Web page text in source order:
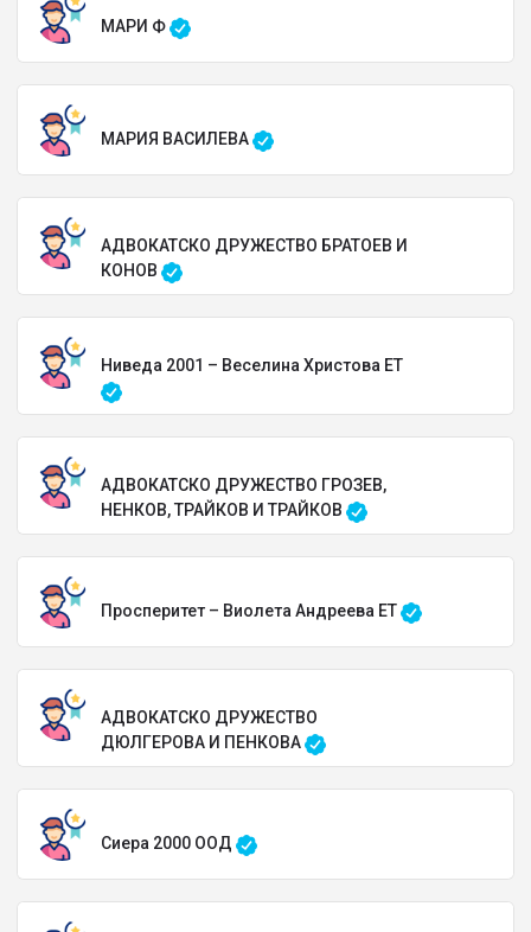
МАРИ Ф
МАРИЯ ВАСИЛЕВА
АДВОКАТСКО ДРУЖЕСТВО БРАТОЕВ И
КОНОВ
Ниведа 2001 – Веселина Христова ЕТ
АДВОКАТСКО ДРУЖЕСТВО ГРОЗЕВ,
НЕНКОВ, ТРАЙКОВ И ТРАЙКОВ
Просперитет – Виолета Андреева ЕТ
АДВОКАТСКО ДРУЖЕСТВО
ДЮЛГЕРОВА И ПЕНКОВА
Сиера 2000 ООД